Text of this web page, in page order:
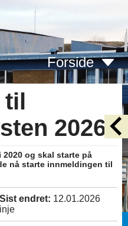
Forside
til
2026
2020 og skal starte på
nå starte innmeldingen til
Sist endret: 12.01.2026